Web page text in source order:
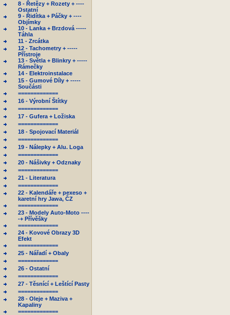
8 - Řetězy + Rozety + ----
Ostatní
9 - Řidítka + Páčky + ----
Objímky
10 - Lanka + Brzdová -----
Táhla
11 - Zrcátka
12 - Tachometry + -----
Přístroje
13 - Světla + Blinkry + -----
Rámečky
14 - Elektroinstalace
15 - Gumové Díly + -----
Součásti
=============
16 - Výrobní Štítky
=============
17 - Gufera + Ložiska
=============
18 - Spojovací Materiál
=============
19 - Nálepky + Alu. Loga
=============
20 - Nášivky + Odznaky
=============
21 - Literatura
=============
22 - Kalendáře + pexeso +
karetní hry Jawa, ČZ
=============
23 - Modely Auto-Moto ----
-+ Přívěšky
=============
24 - Kovové Obrazy 3D
Efekt
=============
25 - Nářadí + Obaly
=============
26 - Ostatní
=============
27 - Těsnící + Leštící Pasty
=============
28 - Oleje + Maziva +
Kapaliny
=============